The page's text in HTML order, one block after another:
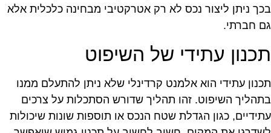
ניתן ליצור נכס לא רק אטרקטיבי מבחינה כלכלית אלא
חברתי.
עתידי של השיפוט
עתידי הוא אלמנט קרדינלי שלא ניתן להתעלם ממנו
השיפוט. זהו תהליך שדורש הסתכלות על צרכים
כגון הגדלת שטח הנכס או תוספות שונות שיכולות